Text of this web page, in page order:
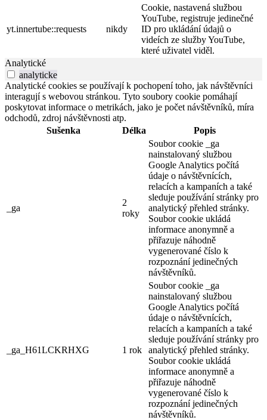
yt.innertube::requests nikdy
Cookie, nastavená službou
YouTube, registruje jedinečné
ID pro ukládání údajů o
videích ze služby YouTube,
které uživatel viděl.
Analytické
analyticke
Analytické cookies se používají k pochopení toho, jak návštěvníci
interagují s webovou stránkou. Tyto soubory cookie pomáhají
poskytovat informace o metrikách, jako je počet návštěvníků, míra
odchodů, zdroj návštěvnosti atp.
Sušenka
Délka Popis
_ga
2
roky
Soubor cookie _ga
nainstalovaný službou
Google Analytics počítá
údaje o návštěvnících,
relacích a kampaních a také
sleduje používání stránky pro
analytický přehled stránky.
Soubor cookie ukládá
informace anonymně a
přiřazuje náhodně
vygenerované číslo k
rozpoznání jedinečných
návštěvníků.
_ga_H61LCKRHXG 1 rok
Soubor cookie _ga
nainstalovaný službou
Google Analytics počítá
údaje o návštěvnících,
relacích a kampaních a také
sleduje používání stránky pro
analytický přehled stránky.
Soubor cookie ukládá
informace anonymně a
přiřazuje náhodně
vygenerované číslo k
rozpoznání jedinečných
návštěvníků.